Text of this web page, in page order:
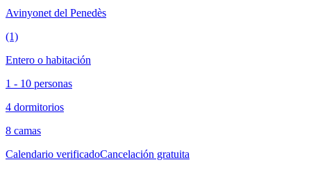
Avinyonet del Penedès
(1)
Entero o habitación
1 - 10 personas
4 dormitorios
8 camas
Calendario verificadoCancelación gratuita